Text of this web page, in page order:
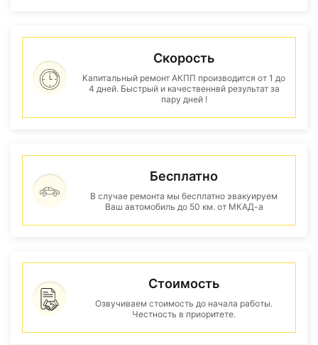
Скорость
Капитальный ремонт АКПП производится от 1 до
4 дней. Быстрый и качественнвй результат за
пару дней !
Бесплатно
В случае ремонта мы бесплатно эвакуируем
Ваш автомобиль до 50 км. от МКАД-а
Стоимость
Озвучиваем стоимость до начала работы.
Честность в приоритете.